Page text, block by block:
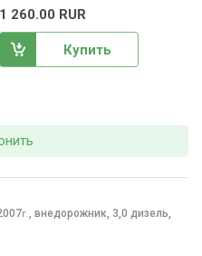
1 260.00 RUR
Купить
г., внедорожник, 3,0 дизель,